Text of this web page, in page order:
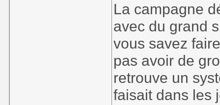
La campagne
avec du grand
vous savez
pas avoir de
retrouve un
faisait dans les